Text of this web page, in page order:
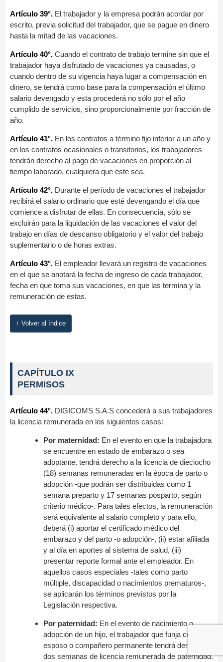
Artículo 39°. El trabajador y la empresa podrán acordar por
escrito, previa solicitud del trabajador, que se pague en dinero
hasta la mitad de las vacaciones.
Artículo 40°. Cuando el contrato de trabajo termine sin que el
trabajador haya disfrutado de vacaciones ya causadas, o
cuando dentro de su vigencia haya lugar a compensación en
dinero, se tendrá como base para la compensación el último
salario devengado y esta procederá no sólo por el año
cumplido de servicios, sino proporcionalmente por fracción de
año.
Artículo 41°. En los contratos a término fijo inferior a un año y
en los contratos ocasionales o transitorios, los trabajadores
tendrán derecho al pago de vacaciones en proporción al
tiempo laborado, cualquiera que éste sea.
Artículo 42°. Durante el período de vacaciones el trabajador
recibirá el salario ordinario que esté devengando el día que
comience a disfrutar de ellas. En consecuencia, sólo se
excluirán para la liquidación de las vacaciones el valor del
trabajo en días de descanso obligatorio y el valor del trabajo
suplementario o de horas extras.
Artículo 43°. El empleador llevará un registro de vacaciones
en el que se anotará la fecha de ingreso de cada trabajador,
fecha en que toma sus vacaciones, en que las termina y la
remuneración de estas.
↑ Volver al índice
CAPÍTULO IX
PERMISOS
Artículo 44°. DIGICOMS S.A.S concederá a sus trabajadores
la licencia remunerada en los siguientes casos:
Por maternidad: En el evento en que la trabajadora
se encuentre en estado de embarazo o sea
adoptante, tendrá derecho a la licencia de dieciocho
(18) semanas remuneradas en la época de parto o
adopción -que podrán ser distribuidas como 1
semana preparto y 17 semanas posparto, según
criterio médico-. Para tales efectos, la remuneración
será equivalente al salario completo y para ello,
deberá (i) aportar el certificado médico del
embarazo y del parto -o adopción-, (ii) estar afiliada
y al día en aportes al sistema de salud, (iii)
presentar reporte formal ante el empleador. En
aquellos casos especiales -tales como parto
múltiple, discapacidad o nacimientos prematuros-,
se aplicarán los términos previstos por la
Legislación respectiva.
Por paternidad: En el evento de nacimiento o
adopción de un hijo, el trabajador que funja como
esposo o compañero permanente tendrá derecho a
dos semanas de licencia remunerada de paternidad.